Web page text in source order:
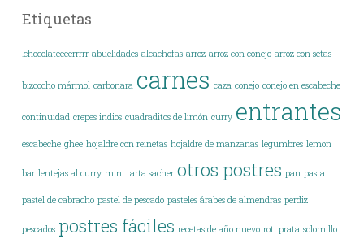
Etiquetas
.chocolateeeerrrrr abuelidades alcachofas arroz arroz con conejo arroz con setas
bizcocho mármol carbonara carnes caza conejo conejo en escabeche
continuidad crepes indios cuadraditos de limón curry entrantes
escabeche ghee hojaldre con reinetas hojaldre de manzanas legumbres lemon
bar lentejas al curry mini tarta sacher otros postres pan pasta
pastel de cabracho pastel de pescado pasteles árabes de almendras perdiz
pescados postres fáciles recetas de año nuevo roti prata solomillo